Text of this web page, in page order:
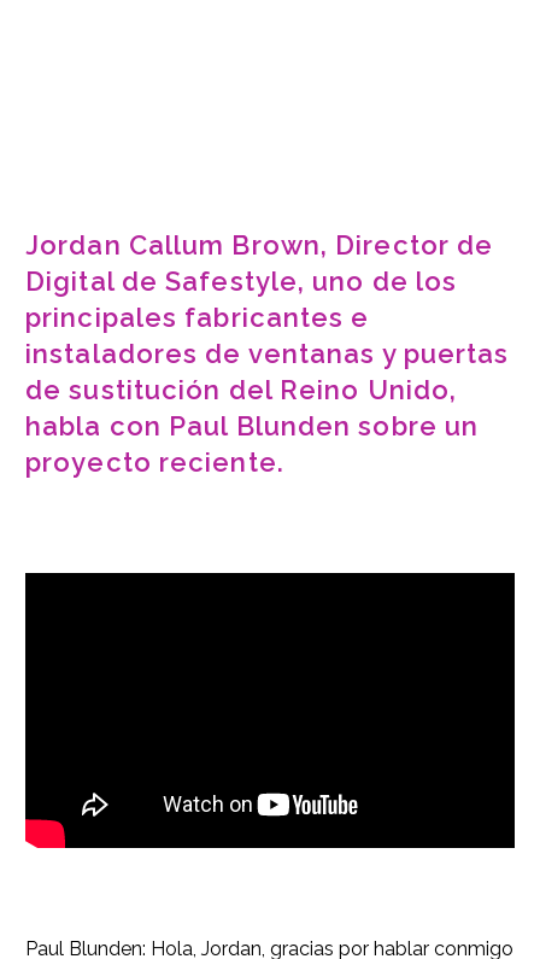
Jordan Callum Brown, Director de
Digital de Safestyle, uno de los
principales fabricantes e
instaladores de ventanas y puertas
de sustitución del Reino Unido,
habla con Paul Blunden sobre un
proyecto reciente.
Paul Blunden: Hola, Jordan, gracias por hablar conmigo